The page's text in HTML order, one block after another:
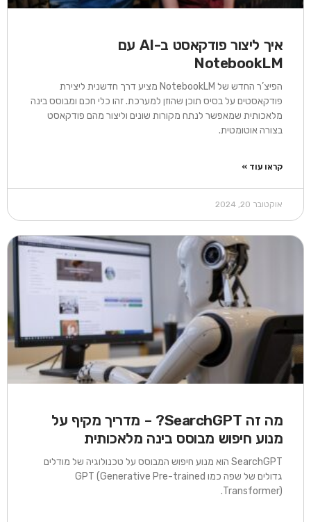
איך ליצור פודקאסט ב-AI עם
NotebookLM ​
הפיצ’ר החדש של NotebookLM מציע דרך חדשנית ליצירת
פודקאסטים על בסיס תוכן שהוזן למערכת. זהו כלי חכם ומבוסס בינה
מלאכותית שמאפשר לנתח מקורות שונים וליצור מהם פודקאסט
בצורה אוטומטית.
קראו עוד »
אוקטובר 20, 2024
מה זה SearchGPT? – מדריך מקיף על
מנוע חיפוש מבוסס בינה מלאכותית
SearchGPT הוא מנוע חיפוש המבוסס על טכנולוגיה של מודלים
גדולים של שפה כמו GPT (Generative Pre-trained
Transformer).